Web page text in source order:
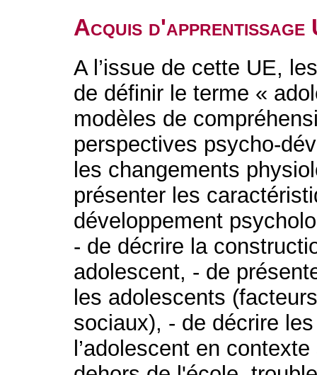
Acquis d'apprentissage
A l’issue de cette UE,
de définir le terme «
modèles de
perspectives psycho-
les changements
présenter les
développement
- de décrire la
adolescent, - de
les adolescents
sociaux), - de décrire
l’adolescent en